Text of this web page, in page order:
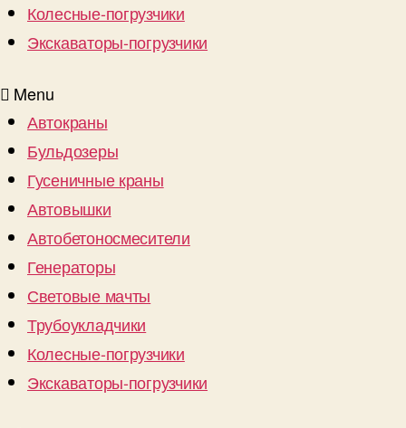
Колесные-погрузчики
Экскаваторы-погрузчики
Menu
Автокраны
Бульдозеры
Гусеничные краны
Автовышки
Автобетоносмесители
Генераторы
Световые мачты
Трубоукладчики
Колесные-погрузчики
Экскаваторы-погрузчики